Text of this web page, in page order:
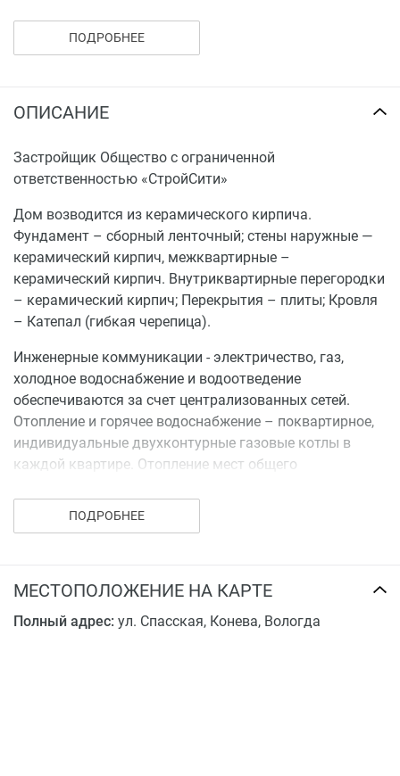
сантехнического оборудования.
ПОДРОБНЕЕ
ОПИСАНИЕ
Застройщик Общество с ограниченной
ответственностью «СтройСити»
Дом возводится из керамического кирпича.
Фундамент – сборный ленточный; стены наружные —
керамический кирпич, межквартирные –
керамический кирпич. Внутриквартирные перегородки
– керамический кирпич; Перекрытия – плиты; Кровля
– Катепал (гибкая черепица).
Инженерные коммуникации - электричество, газ,
холодное водоснабжение и водоотведение
обеспечиваются за счет централизованных сетей.
Отопление и горячее водоснабжение – поквартирное,
индивидуальные двухконтурные газовые котлы в
каждой квартире. Отопление мест общего
ПОДРОБНЕЕ
МЕСТОПОЛОЖЕНИЕ НА КАРТЕ
Полный адрес: ул. Спасская, Конева, Вологда